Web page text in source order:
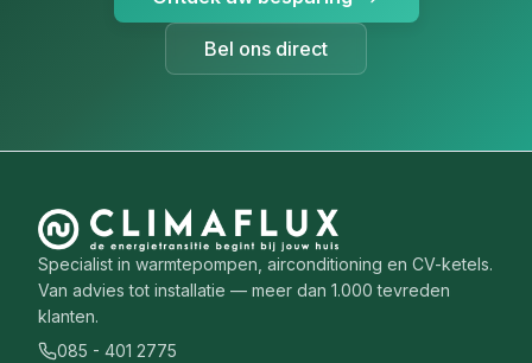
Bel ons direct
Specialist in warmtepompen, airconditioning en CV-ketels.
Van advies tot installatie — meer dan 1.000 tevreden
klanten.
085 - 401 2775